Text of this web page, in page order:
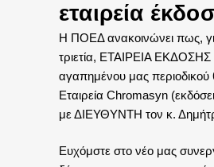
εταιρεία
Η ΠΟΕΔ ανακοινώνει πως,
τριετία, ΕΤΑΙΡΕΙΑ ΕΚΔΟΣΗΣ
αγαπημένου μας περιοδικού
Εταιρεία Chromasyn
με ΔΙΕΥΘΥΝΤΗ τον κ.
Ευχόμστε στο νέο μας